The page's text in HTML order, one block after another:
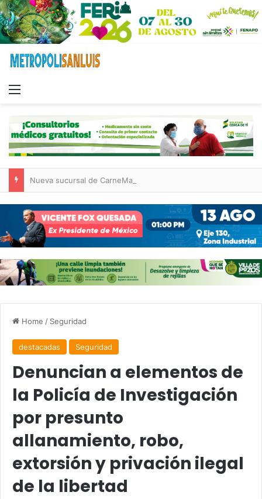
Home / Seguridad
destacadas Seguridad
Denuncian a elementos de
la Policía de Investigación
por presunto
allanamiento, robo,
extorsión y privación ilegal
de la libertad